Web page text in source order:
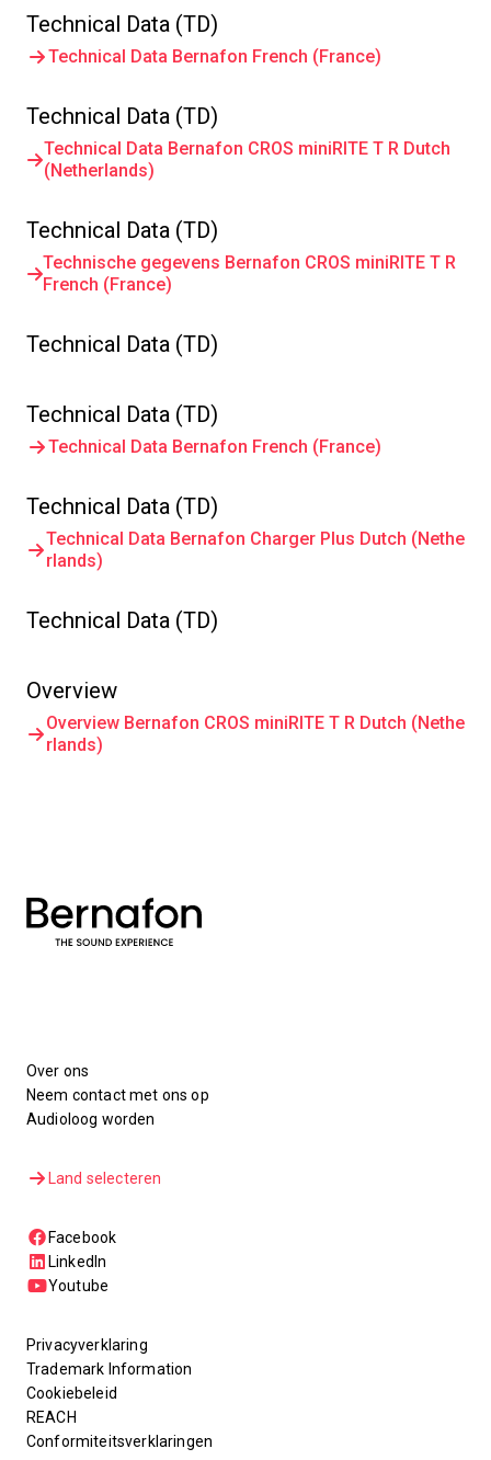
Technical Data (TD)
Technical Data Bernafon French (France)
Technical Data (TD)
Technical Data Bernafon CROS miniRITE T R Dutch
(Netherlands)
Technical Data (TD)
Technische gegevens Bernafon CROS miniRITE T R
French (France)
Technical Data (TD)
Technical Data (TD)
Technical Data Bernafon French (France)
Technical Data (TD)
Technical Data Bernafon Charger Plus Dutch (Nethe
rlands)
Technical Data (TD)
Overview
Overview Bernafon CROS miniRITE T R Dutch (Nethe
rlands)
Over ons
Neem contact met ons op
Audioloog worden
Privacyverklaring
Trademark Information
Cookiebeleid
REACH
Conformiteitsverklaringen
Land selecteren
Facebook
LinkedIn
Youtube